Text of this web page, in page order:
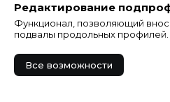
Редактирование
Функционал, позволяющий
подвалы продольных профилей.
Все возможности